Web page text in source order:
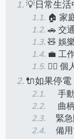
💡日常生活
🏠 家
🚗 交
🧸 娛
💼 工
💇‍♀️ 個
🔌如果停
手
曲
緊急
備用